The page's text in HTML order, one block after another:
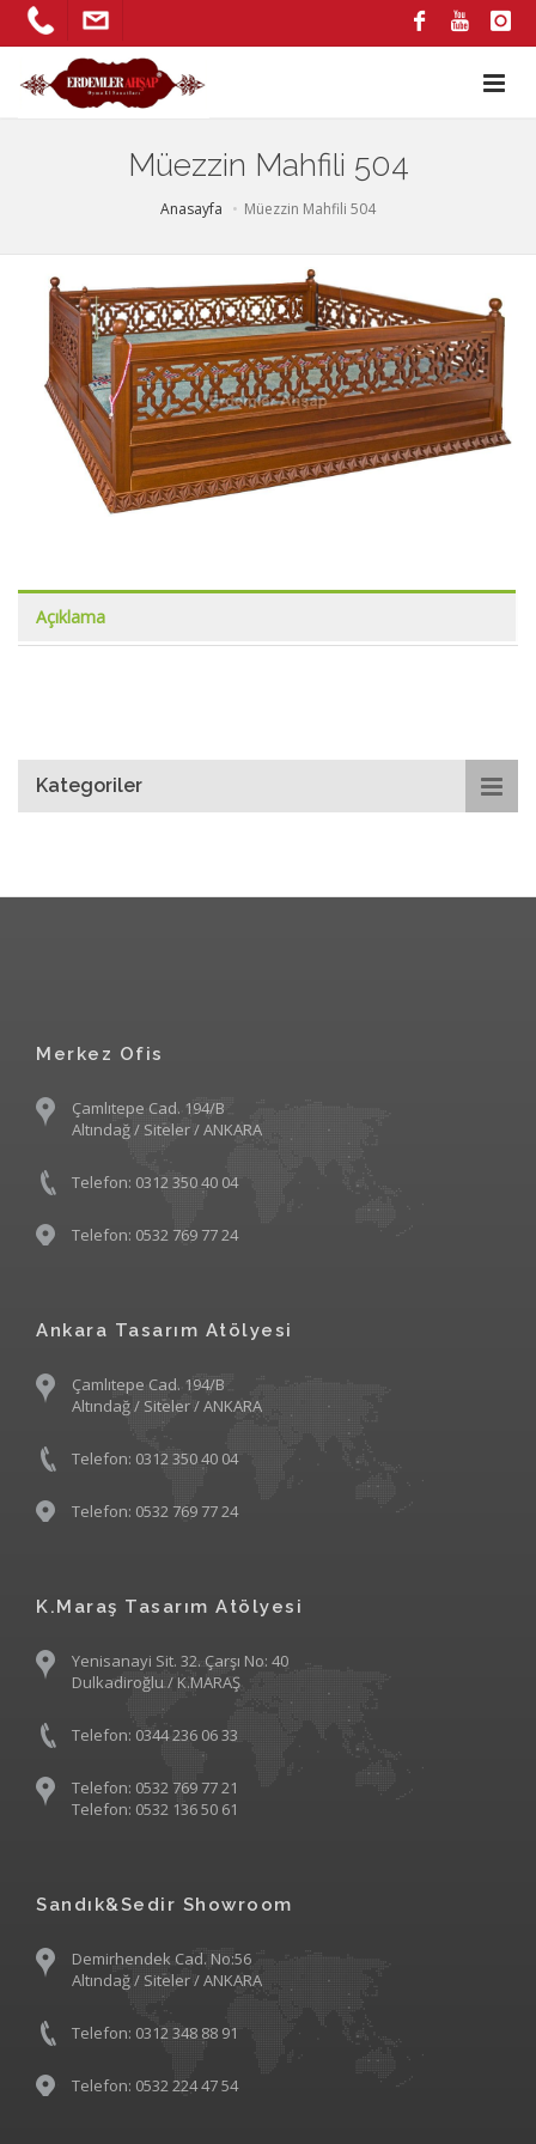
Müezzin Mahfili 504
Anasayfa Müezzin Mahfili 504
Açıklama
Kategoriler
Merkez Ofis
Çamlıtepe Cad. 194/B
Altındağ / Siteler / ANKARA
Telefon: 0312 350 40 04
Telefon: 0532 769 77 24
Ankara Tasarım Atölyesi
Çamlıtepe Cad. 194/B
Altındağ / Siteler / ANKARA
Telefon: 0312 350 40 04
Telefon: 0532 769 77 24
K.Maraş Tasarım Atölyesi
Yenisanayi Sit. 32. Çarşı No: 40
Dulkadiroğlu / K.MARAŞ
Telefon: 0344 236 06 33
Telefon: 0532 769 77 21
Telefon: 0532 136 50 61
Sandık&Sedir Showroom
Demirhendek Cad. No:56
Altındağ / Siteler / ANKARA
Telefon: 0312 348 88 91
Telefon: 0532 224 47 54